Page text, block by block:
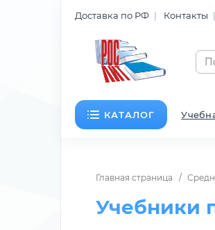
Доставка по РФ Контакты
КАТАЛОГ
Главная страница
Учебники